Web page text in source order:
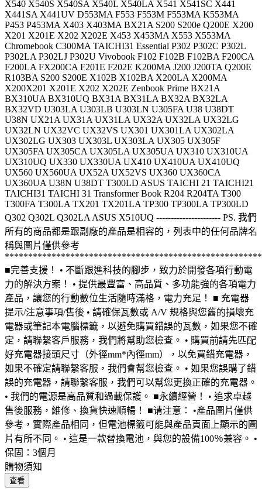
X540 X540S X540SA X540L X540LA X541 X541SC X441
X441SA X441UV D553MA F553 F553M F553MA K553MA
P453 P453MA X403 X403MA BX21A S200 S200e Q200E X200
X201 X201E X202 X202E X453 X453MA X553 X553MA
Chromebook C300MA TAICHI31 Essential P302 P302C P302L
P302LA P302LJ P302U Vivobook F102 F102B F102BA F200CA
F200LA FX200CA F201E F202E K200MA J200 J200TA Q200E
R103BA S200 S200E X102B X102BA X200LA X200MA
X200X201 X201E X202 X202E Zenbook Prime BX21A
BX310UA BX310UQ BX31A BX31LA BX32A BX32LA
BX32VD U303LA U303LB U303LN U305FA U38 U38DT
U38N UX21A UX31A UX31LA UX32A UX32LA UX32LG
UX32LN UX32VC UX32VS UX301 UX301LA UX302LA
UX302LG UX303 UX303L UX303LA UX305 UX305F
UX305FA UX305CA UX305LA UX305UA UX310 UX310UA
UX310UQ UX330 UX330UA UX410 UX410UA UX410UQ
UX560 UX560UA UX52A UX52VS UX360 UX360CA
UX360UA U38N U38DT T300LD ASUS TAICHI 21 TAICHI21
TAICHI31 TAICHI 31 Transformer Book R204 R204TA T300
T300FA T300LA TX201 TX201LA TP300 TP300LA TP300LD
Q302 Q302L Q302LA ASUS X510UQ ---------------------- PS. 我們
所有的商品都是跟副廠的產品是相容的，列表中的任何品牌名
稱與圖片僅供參考
■完善支援！ • 不斷跟進科技的腳步，致力於開發各項行動電
力的解決方案！ • 提供最豐富、高品質、多功能強的各項電力
產品，讓您的行動數位生活隨時滿格，電力充足！ ■ 充電器
提示/注意事項/售後 • 請確保瓦數或 A/V 規格與您舊的損壞充
電器或筆記本電腦標籤，以避免購買錯誤的瓦數，如果您不確
定，請聯繫客戶服務，我們將幫助您檢查。 • 購買前請先匹配
好充電器接頭尺寸（外徑mm*內徑mm），以免買錯充電器，
如果不確定請聯繫客服，我們會幫您檢查。 • 如果您誤購了錯
誤的充電器，請聯繫客服，我們可以幫您更換正確的充電器。
• 我們的電源是高品質和過載保護。 ■永續經營！ • 追求卓越
售後服務，維修、換貨快速順暢！ ■请注意： •產品圖片僅供
參考，實際產品相同，但電池標籤可能與產品頁面上顯示的圖
片有所不同。 • 這是一款替換電池，與您的設備100％兼容。 •
保固：3個月
購物須知
查看